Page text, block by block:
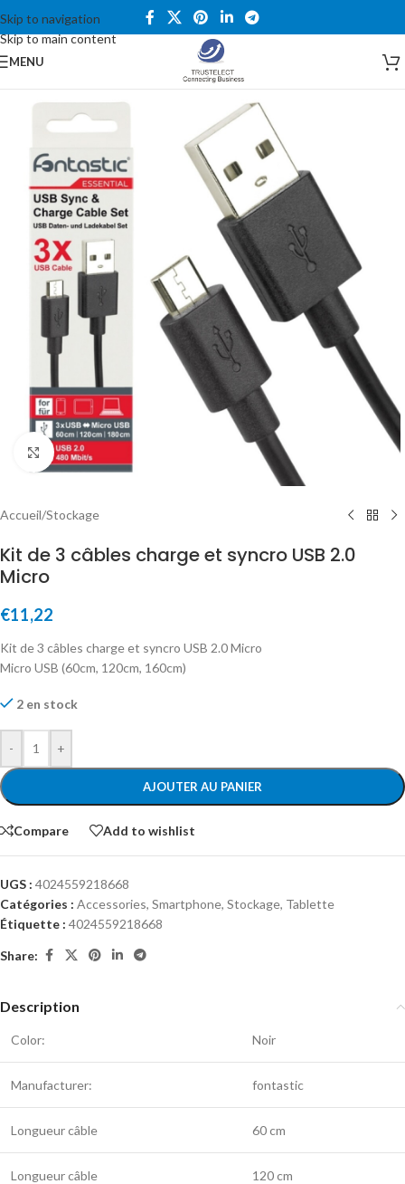
Skip to navigation
Skip to main content
MENU
Click to enlarge
Accueil/Stockage
Kit de 3 câbles charge et syncro USB 2.0
Micro
€11,22
Kit de 3 câbles charge et syncro USB 2.0 Micro
Micro USB (60cm, 120cm, 160cm)
2 en stock
- +
AJOUTER AU PANIER
Compare Add to wishlist
UGS : 4024559218668
Catégories : Accessories, Smartphone, Stockage, Tablette
Étiquette : 4024559218668
Share:
Description
Color: Noir
Manufacturer: fontastic
Longueur câble 60 cm
Longueur câble 120 cm